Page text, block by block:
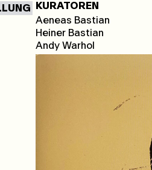
KURATOREN
Aeneas Bastian
Heiner Bastian
Andy Warhol